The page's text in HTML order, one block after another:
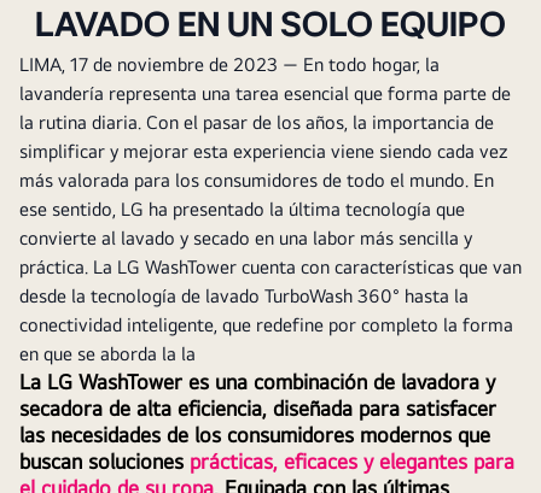
LAVADO EN UN SOLO EQUIPO
LIMA, 17 de noviembre de 2023 — En todo hogar, la
lavandería representa una tarea esencial que forma parte de
la rutina diaria. Con el pasar de los años, la importancia de
simplificar y mejorar esta experiencia viene siendo cada vez
más valorada para los consumidores de todo el mundo. En
ese sentido, LG ha presentado la última tecnología que
convierte al lavado y secado en una labor más sencilla y
práctica. La LG WashTower cuenta con características que van
desde la tecnología de lavado TurboWash 360° hasta la
conectividad inteligente, que redefine por completo la forma
en que se aborda la la
La LG WashTower es una combinación de lavadora y
secadora de alta eficiencia, diseñada para satisfacer
las necesidades de los consumidores modernos que
buscan soluciones prácticas, eficaces y elegantes para
el cuidado de su ropa. Equipada con las últimas